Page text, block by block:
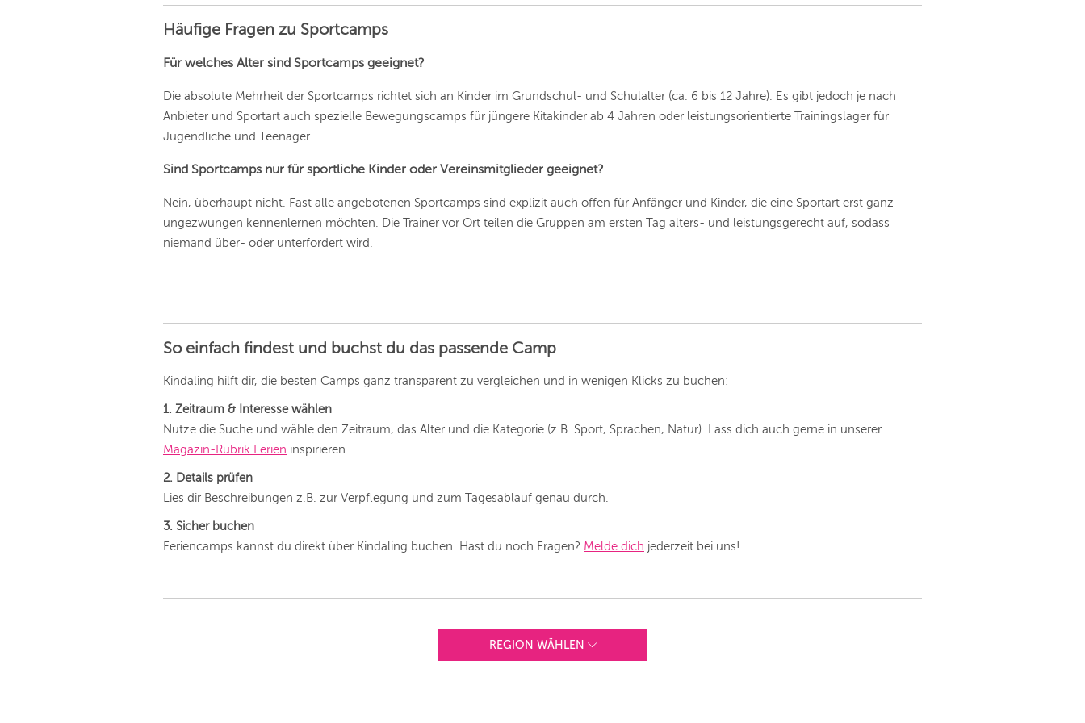
DRESDEN
WIEN
ZÜRICH
Häufige Fragen zu Sportcamps
Für welches Alter sind Sportcamps geeignet?
Die absolute Mehrheit der Sportcamps richtet sich an Kinder im Grundschul- und Schulalter (ca. 6 bis 12 Jahre). Es gibt jedoch je nach
Anbieter und Sportart auch spezielle Bewegungscamps für jüngere Kitakinder ab 4 Jahren oder leistungsorientierte Trainingslager für
Jugendliche und Teenager.
Sind Sportcamps nur für sportliche Kinder oder Vereinsmitglieder geeignet?
Nein, überhaupt nicht. Fast alle angebotenen Sportcamps sind explizit auch offen für Anfänger und Kinder, die eine Sportart erst ganz
ungezwungen kennenlernen möchten. Die Trainer vor Ort teilen die Gruppen am ersten Tag alters- und leistungsgerecht auf, sodass
niemand über- oder unterfordert wird.
So einfach findest und buchst du das passende Camp
Kindaling hilft dir, die besten Camps ganz transparent zu vergleichen und in wenigen Klicks zu buchen:
1. Zeitraum & Interesse wählen
Nutze die Suche und wähle den Zeitraum, das Alter und die Kategorie (z.B. Sport, Sprachen, Natur). Lass dich auch gerne in unserer
Magazin-Rubrik Ferien inspirieren.
2. Details prüfen
Lies dir Beschreibungen z.B. zur Verpflegung und zum Tagesablauf genau durch.
3. Sicher buchen
Feriencamps kannst du direkt über Kindaling buchen. Hast du noch Fragen? Melde dich jederzeit bei uns!
REGION WÄHLEN